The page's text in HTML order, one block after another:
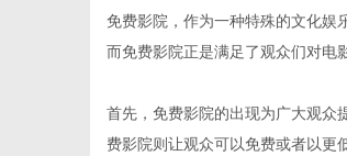
免费影院，作为一种特殊的文化娱
而免费影院正是满足了观众们对电
首先，免费影院的出现为广大观众
费影院则让观众可以免费或者以更